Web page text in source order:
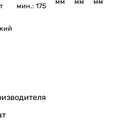
мин.: 175
мм
мм
мм